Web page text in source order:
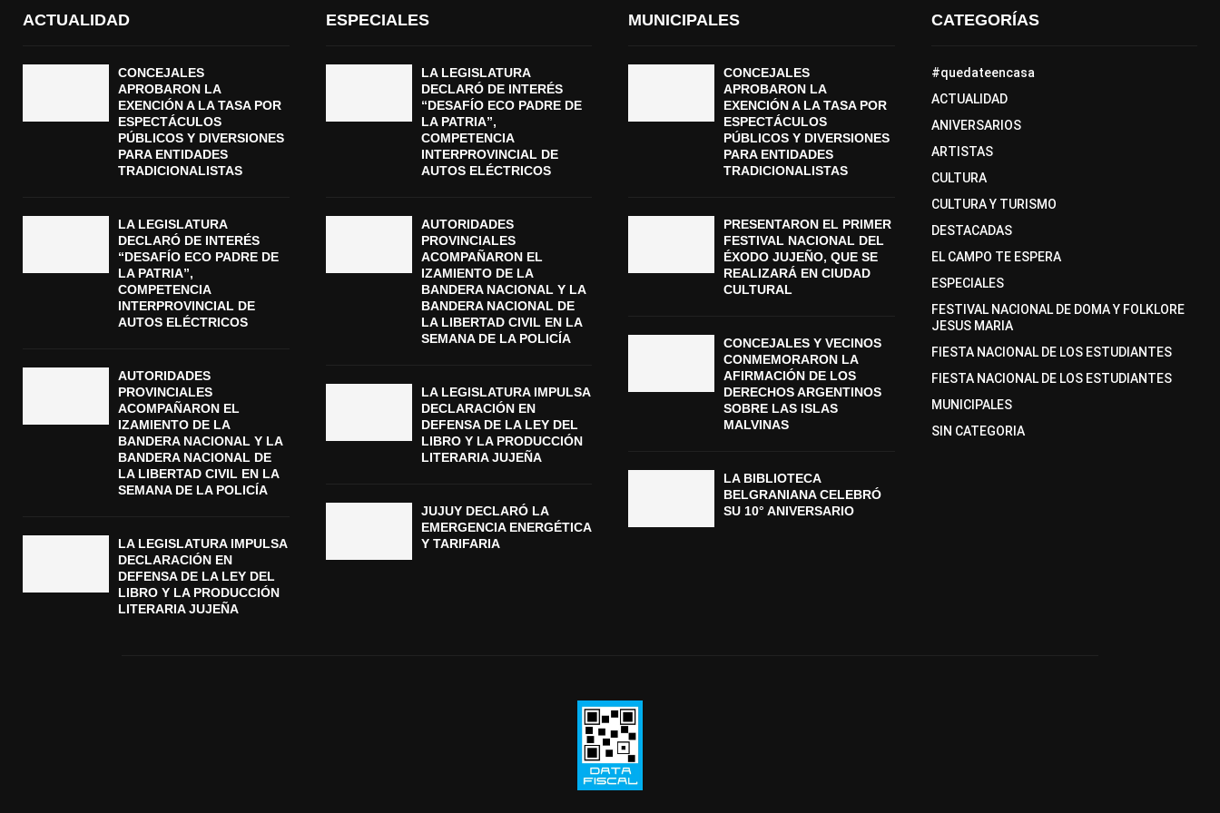
ACTUALIDAD
CONCEJALES
APROBARON LA
EXENCIÓN A LA TASA POR
ESPECTÁCULOS
PÚBLICOS Y DIVERSIONES
PARA ENTIDADES
TRADICIONALISTAS
LA LEGISLATURA
DECLARÓ DE INTERÉS
“DESAFÍO ECO PADRE DE
LA PATRIA”,
COMPETENCIA
INTERPROVINCIAL DE
AUTOS ELÉCTRICOS
AUTORIDADES
PROVINCIALES
ACOMPAÑARON EL
IZAMIENTO DE LA
BANDERA NACIONAL Y LA
BANDERA NACIONAL DE
LA LIBERTAD CIVIL EN LA
SEMANA DE LA POLICÍA
LA LEGISLATURA IMPULSA
DECLARACIÓN EN
DEFENSA DE LA LEY DEL
LIBRO Y LA PRODUCCIÓN
LITERARIA JUJEÑA
ESPECIALES
LA LEGISLATURA
DECLARÓ DE INTERÉS
“DESAFÍO ECO PADRE DE
LA PATRIA”,
COMPETENCIA
INTERPROVINCIAL DE
AUTOS ELÉCTRICOS
AUTORIDADES
PROVINCIALES
ACOMPAÑARON EL
IZAMIENTO DE LA
BANDERA NACIONAL Y LA
BANDERA NACIONAL DE
LA LIBERTAD CIVIL EN LA
SEMANA DE LA POLICÍA
LA LEGISLATURA IMPULSA
DECLARACIÓN EN
DEFENSA DE LA LEY DEL
LIBRO Y LA PRODUCCIÓN
LITERARIA JUJEÑA
JUJUY DECLARÓ LA
EMERGENCIA ENERGÉTICA
Y TARIFARIA
MUNICIPALES
CONCEJALES
APROBARON LA
EXENCIÓN A LA TASA POR
ESPECTÁCULOS
PÚBLICOS Y DIVERSIONES
PARA ENTIDADES
TRADICIONALISTAS
PRESENTARON EL PRIMER
FESTIVAL NACIONAL DEL
ÉXODO JUJEÑO, QUE SE
REALIZARÁ EN CIUDAD
CULTURAL
CONCEJALES Y VECINOS
CONMEMORARON LA
AFIRMACIÓN DE LOS
DERECHOS ARGENTINOS
SOBRE LAS ISLAS
MALVINAS
LA BIBLIOTECA
BELGRANIANA CELEBRÓ
SU 10° ANIVERSARIO
CATEGORÍAS
#quedateencasa
ACTUALIDAD
ANIVERSARIOS
ARTISTAS
CULTURA
CULTURA Y TURISMO
DESTACADAS
EL CAMPO TE ESPERA
ESPECIALES
FESTIVAL NACIONAL DE DOMA Y FOLKLORE
JESUS MARIA
FIESTA NACIONAL DE LOS ESTUDIANTES
FIESTA NACIONAL DE LOS ESTUDIANTES
MUNICIPALES
SIN CATEGORIA